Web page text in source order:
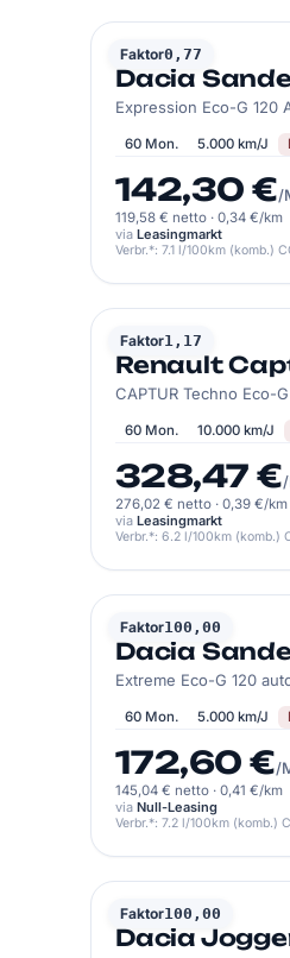
Faktor0,77
DACIA
Dacia
Expression Eco-G 120
60 Mon. 5.000 km/J
142,30 €/
119,58 € netto · 0,34 €/km
via Leasingmarkt
Verbr.*: 7.1 l/100km (komb.)
Faktor1,17
RENAULT
Renault
CAPTUR Techno Eco-
60 Mon. 10.000 km/J
328,47 €
276,02 € netto · 0,39 €/km
via Leasingmarkt
Verbr.*: 6.2 l/100km (komb.)
Faktor100,00
DACIA
Dacia
Extreme Eco-G 120
60 Mon. 5.000 km/J
172,60 €/
145,04 € netto · 0,41 €/km
via Null-Leasing
Verbr.*: 7.2 l/100km (komb.)
Faktor100,00
DACIA
Dacia